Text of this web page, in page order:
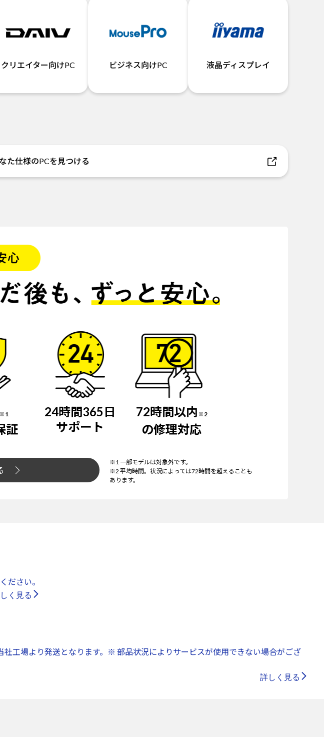
クリエイター向けPC ビジネス向けPC 液晶ディスプレイ
た仕様のPCを見つける
※1
証
24時間365日
サポート
72時間以内 ※2
の修理対応
※1 一部モデルは対象外です。
※2 平均時間。状況によっては72時間を超えることも
あります。
ださい。
く見る
工場より発送となります。※ 部品状況によりサービスが使用できない場合がござ
詳しく見る